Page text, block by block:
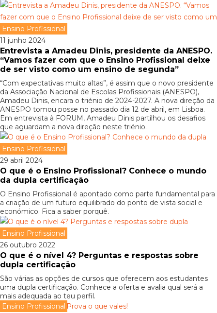
Ensino Profissional
11 junho 2024
Entrevista a Amadeu Dinis, presidente da ANESPO.
“Vamos fazer com que o Ensino Profissional deixe
de ser visto como um ensino de segunda”
“Com expectativas muito altas”, é assim que o novo presidente
da Associação Nacional de Escolas Profissionais (ANESPO),
Amadeu Dinis, encara o triénio de 2024-2027. A nova direção da
ANESPO tomou posse no passado dia 12 de abril, em Lisboa.
Em entrevista à FORUM, Amadeu Dinis partilhou os desafios
que aguardam a nova direção neste triénio.
Ensino Profissional
29 abril 2024
O que é o Ensino Profissional? Conhece o mundo
da dupla certificação
O Ensino Profissional é apontado como parte fundamental para
a criação de um futuro equilibrado do ponto de vista social e
económico. Fica a saber porquê.
Ensino Profissional
26 outubro 2022
O que é o nível 4? Perguntas e respostas sobre
dupla certificação
São várias as opções de cursos que oferecem aos estudantes
uma dupla certificação. Conhece a oferta e avalia qual será a
mais adequada ao teu perfil.
Ensino Profissional